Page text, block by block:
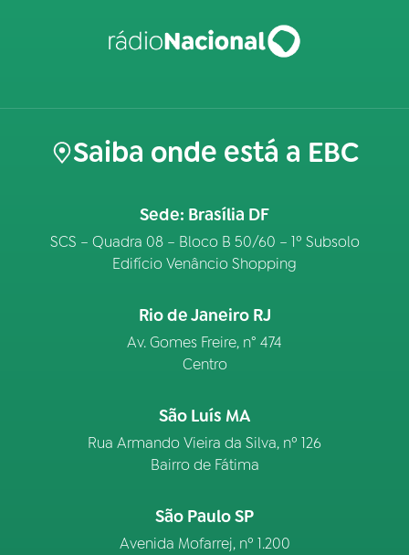
Saiba onde está a EBC
Sede: Brasília DF
SCS – Quadra 08 – Bloco B 50/60 – 1º Subsolo
Edifício Venâncio Shopping
Rio de Janeiro RJ
Av. Gomes Freire, n° 474
Centro
São Luís MA
Rua Armando Vieira da Silva, nº 126
Bairro de Fátima
São Paulo SP
Avenida Mofarrej, nº 1.200